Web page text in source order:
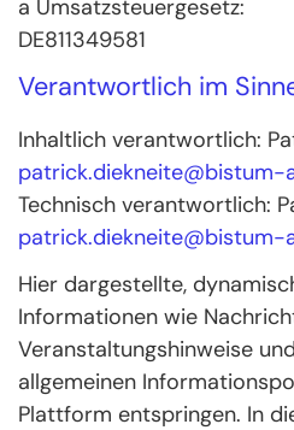
a Umsatzsteuergesetz:
DE811349581
Verantwortlich im
Inhaltlich verantwortlich:
patrick.diekneite@bistum-
Technisch verantwortlich:
patrick.diekneite@bistum-
Hier dargestellte,
Informationen wie
Veranstaltungshinweise
allgemeinen
Plattform entspringen. In